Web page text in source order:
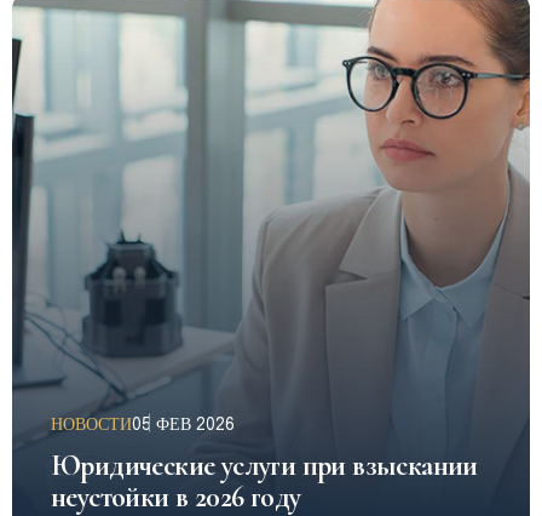
НОВОСТИ05 ФЕВ 2026
Юридические услуги при взыскании
неустойки в 2026 году